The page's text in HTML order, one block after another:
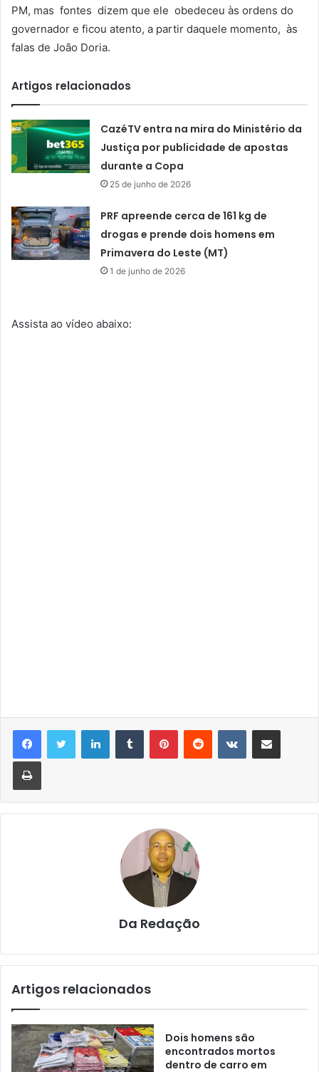
PM, mas fontes dizem que ele obedeceu às ordens do
governador e ficou atento, a partir daquele momento, às
falas de João Doria.
Artigos relacionados
CazéTV entra na mira do Ministério da
Justiça por publicidade de apostas
durante a Copa
25 de junho de 2026
PRF apreende cerca de 161 kg de
drogas e prende dois homens em
Primavera do Leste (MT)
1 de junho de 2026
Assista ao vídeo abaixo:
LinkedinTumblr PinterestReddit VK Compartilhar via e-mail
Imprimir
Da Redação
Artigos relacionados
Dois homens são
encontrados mortos
dentro de carro em